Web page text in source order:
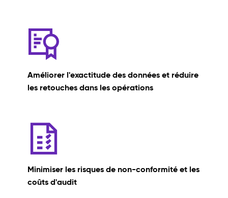
Améliorer l'exactitude des données et réduire
les retouches dans les opérations
Minimiser les risques de non-conformité et les
coûts d'audit